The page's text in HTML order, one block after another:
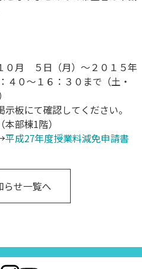
０月 ５日（月）～２０１５年
４０～１６：３０まで（土・
板にて確認してください。
部棟1階）
平成27年度授業料減免申請書
らせ一覧へ